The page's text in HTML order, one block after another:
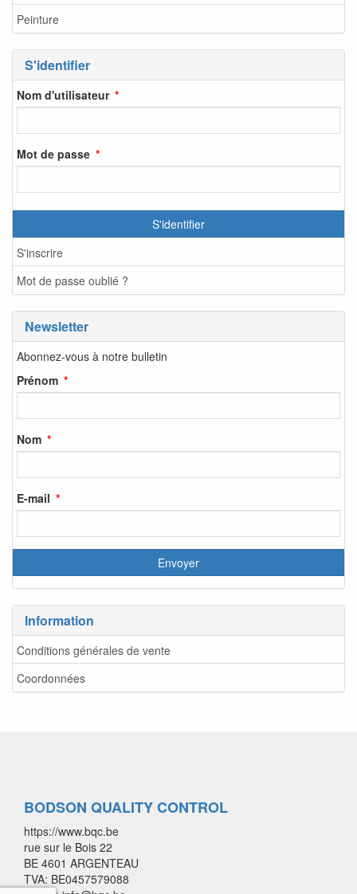
Peinture
S'identifier
Nom d'utilisateur
Mot de passe
S'identifier
S'inscrire
Mot de passe oublié ?
Newsletter
Abonnez-vous à notre bulletin
Prénom
Nom
E-mail
Information
Conditions générales de vente
Coordonnées
BODSON QUALITY CONTROL
https://www.bqc.be
rue sur le Bois 22
BE 4601 ARGENTEAU
TVA: BE0457579088